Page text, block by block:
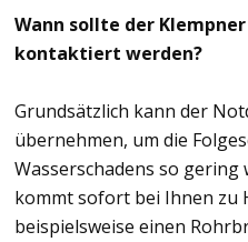
Wann sollte der
kontaktiert werden?
Grundsätzlich kann der
übernehmen, um die
Wasserschadens so gering
kommt sofort bei Ihnen zu
beispielsweise einen